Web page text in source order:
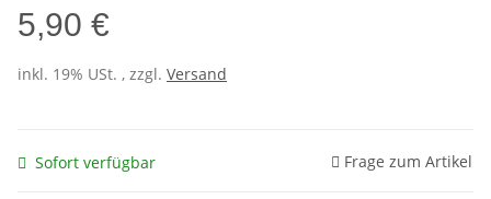
5,90 €
inkl. 19% USt. , zzgl. Versand
Sofort verfügbar Frage zum Artikel